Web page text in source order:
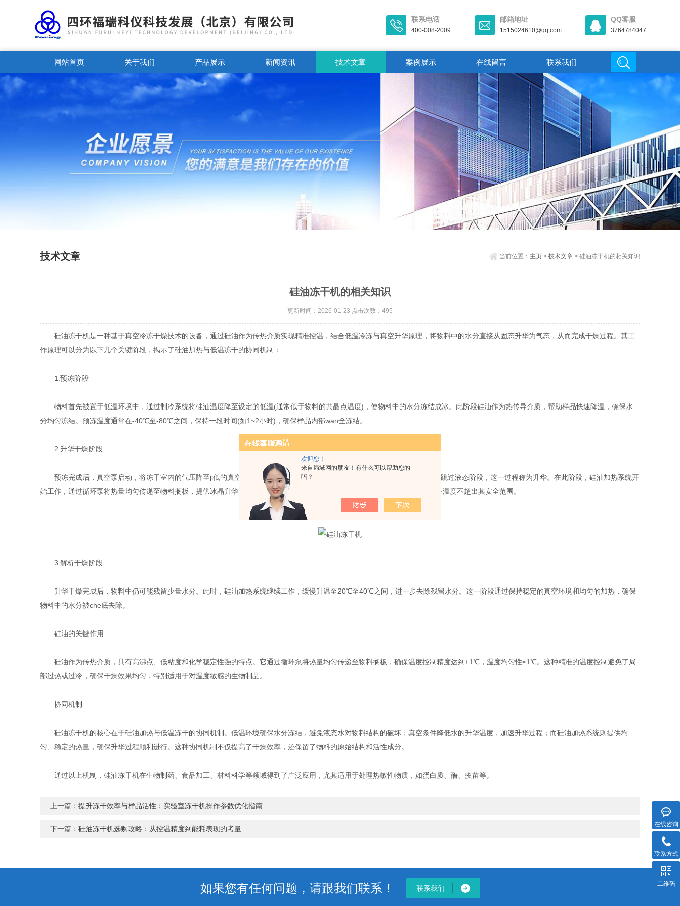
欢迎您！
来自局域网的朋友！有什么可以帮助您的
吗？
联系电话
400-008-2009
邮箱地址
1515024610@qq.com
QQ客服
3764784047
网站首页 关于我们 产品展示 新闻资讯 技术文章 案例展示 在线留言 联系我们
技术文章 当前位置： 主页> 技术文章> 硅油冻干机的相关知识
硅油冻干机的相关知识
更新时间：2026-01-23 点击次数：495
硅油冻干机是一种基于真空冷冻干燥技术的设备，通过硅油作为传热介质实现精准控温，结合低温冷冻与真空升华原理，将物料中的水分直接从固态升华为气态，从而完成干燥过程。其工
作原理可以分为以下几个关键阶段，揭示了硅油加热与低温冻干的协同机制：
1.预冻阶段
物料首先被置于低温环境中，通过制冷系统将硅油温度降至设定的低温(通常低于物料的共晶点温度)，使物料中的水分冻结成冰。此阶段硅油作为热传导介质，帮助样品快速降温，确保水
分均匀冻结。预冻温度通常在-40℃至-80℃之间，保持一段时间(如1~2小时)，确保样品内部wan全冻结。
2.升华干燥阶段
预冻完成后，真空泵启动，将冻干室内的气压降至ji低的真空状态(通常为10-100Pa)，此时水分从固态冰直接转变为水蒸气，跳过液态阶段，这一过程称为升华。在此阶段，硅油加热系统开
始工作，通过循环泵将热量均匀传递至物料搁板，提供冰晶升华所需的潜热。硅油的温度通常保持在-20℃到-10℃之间，确保样品温度不超出其安全范围。
3.解析干燥阶段
升华干燥完成后，物料中仍可能残留少量水分。此时，硅油加热系统继续工作，缓慢升温至20℃至40℃之间，进一步去除残留水分。这一阶段通过保持稳定的真空环境和均匀的加热，确保
物料中的水分被che底去除。
硅油的关键作用
硅油作为传热介质，具有高沸点、低粘度和化学稳定性强的特点。它通过循环泵将热量均匀传递至物料搁板，确保温度控制精度达到±1℃，温度均匀性≤1℃。这种精准的温度控制避免了局
部过热或过冷，确保干燥效果均匀，特别适用于对温度敏感的生物制品。
协同机制
硅油冻干机的核心在于硅油加热与低温冻干的协同机制。低温环境确保水分冻结，避免液态水对物料结构的破坏；真空条件降低水的升华温度，加速升华过程；而硅油加热系统则提供均
匀、稳定的热量，确保升华过程顺利进行。这种协同机制不仅提高了干燥效率，还保留了物料的原始结构和活性成分。
通过以上机制，硅油冻干机在生物制药、食品加工、材料科学等领域得到了广泛应用，尤其适用于处理热敏性物质，如蛋白质、酶、疫苗等。
上一篇：提升冻干效率与样品活性：实验室冻干机操作参数优化指南
下一篇：硅油冻干机选购攻略：从控温精度到能耗表现的考量
如果您有任何问题，请跟我们联系！ 联系我们
在线咨询
联系方式
二维码